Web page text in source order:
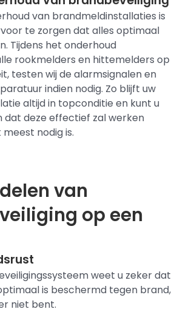
van brandmeldinstallaties is
te zorgen dat alles optimaal
Tijdens het onderhoud
rookmelders en hittemelders op
testen wij de alarmsignalen en
indien nodig. Zo blijft uw
altijd in topconditie en kunt u
deze effectief zal werken
nodig is.
van
op een
weet u zeker dat
is beschermd tegen brand,
niet bent.